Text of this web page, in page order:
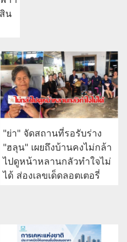
ท่าเรือฯ คนใหม่
ฯ
เคลื่อนร่าง "ฮลุน โซโล่"
กลับกาฬสินธุ์ แฟนคลับมอบ
โลงหลุยส์สีขาวส่งเดินทาง
ครั้งสุดท้าย